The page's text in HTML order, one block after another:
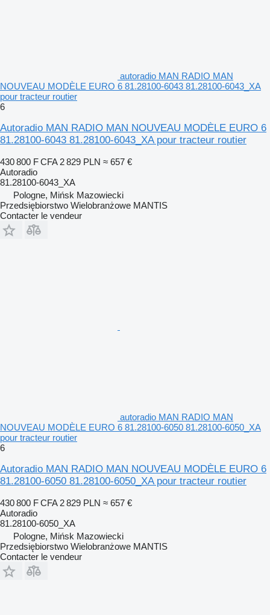
autoradio MAN RADIO MAN
NOUVEAU MODÈLE EURO 6 81.28100-6043 81.28100-6043_XA
pour tracteur routier
6
Autoradio MAN RADIO MAN NOUVEAU MODÈLE EURO 6
81.28100-6043 81.28100-6043_XA pour tracteur routier
430 800 F CFA 2 829 PLN ≈ 657 €
Autoradio
81.28100-6043_XA
Pologne, Mińsk Mazowiecki
Przedsiębiorstwo Wielobranżowe MANTIS
Contacter le vendeur
autoradio MAN RADIO MAN
NOUVEAU MODÈLE EURO 6 81.28100-6050 81.28100-6050_XA
pour tracteur routier
6
Autoradio MAN RADIO MAN NOUVEAU MODÈLE EURO 6
81.28100-6050 81.28100-6050_XA pour tracteur routier
430 800 F CFA 2 829 PLN ≈ 657 €
Autoradio
81.28100-6050_XA
Pologne, Mińsk Mazowiecki
Przedsiębiorstwo Wielobranżowe MANTIS
Contacter le vendeur